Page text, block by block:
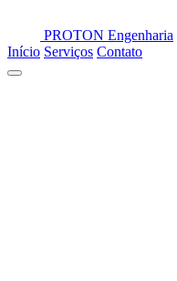
PROTON Engenharia
Início Serviços Contato